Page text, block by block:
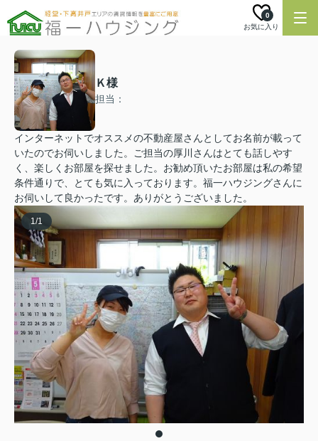
お気に入り
0
Ｋ様
担当：
インターネットでオススメの不動産屋さんとしてお名前が載って
いたのでお伺いしました。ご担当の厚川さんはとても話しやす
く、楽しくお部屋を探せました。お勧め頂いたお部屋は私の希望
条件通りで、とても気に入っております。福一ハウジングさんに
お伺いして良かったです。ありがとうございました。
1/1